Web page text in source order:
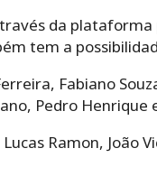
da
tem a
Fabiano
Pedro Henrique
Ramon, João